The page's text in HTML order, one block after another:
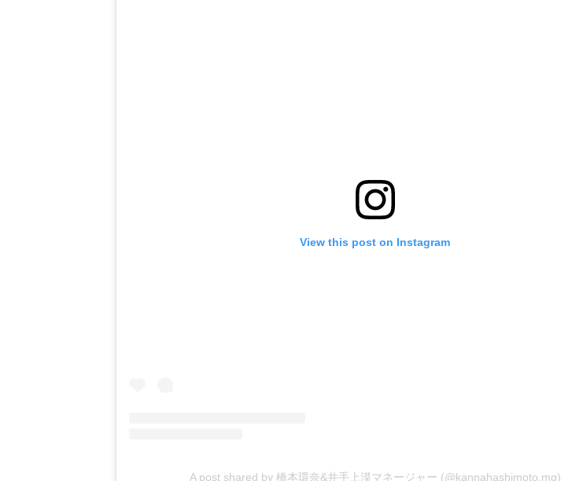
View this post on Instagram
A post shared by 橋本環奈&井手上漠マネージャー (@kannahashimoto.mg)